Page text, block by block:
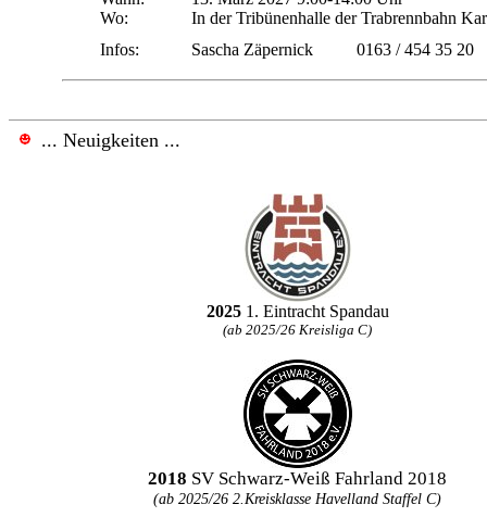
Wo:
In der Tribünenhalle der Trabrennbahn
Infos:
Sascha Zäpernick 0163 / 454 35 20
... Neuigkeiten ...
20251. Eintracht Spandau
(ab 2025/26 Kreisliga C)
2018 SV Schwarz-Weiß Fahrland 2018
(ab 2025/26 2.Kreisklasse Havelland Staffel C)